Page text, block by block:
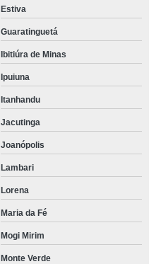
Estiva
Guaratinguetá
Ibitiúra de Minas
Ipuiuna
Itanhandu
Jacutinga
Joanópolis
Lambari
Lorena
Maria da Fé
Mogi Mirim
Monte Verde